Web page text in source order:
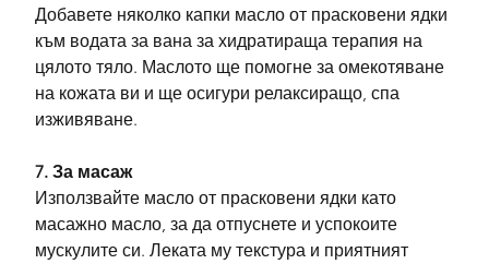
Добавете няколко капки масло от прасковени ядки
към водата за вана за хидратираща терапия на
цялото тяло. Маслото ще помогне за омекотяване
на кожата ви и ще осигури релаксиращо, спа
изживяване.
7. За масаж
Използвайте масло от прасковени ядки като
масажно масло, за да отпуснете и успокоите
мускулите си. Леката му текстура и приятният